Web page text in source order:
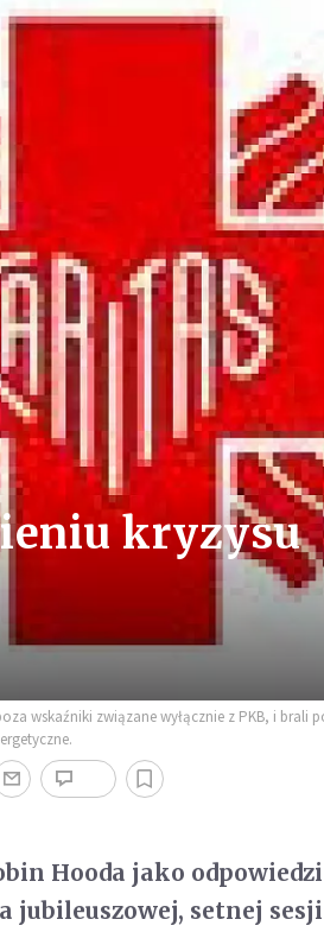
kryzysu
wskaźniki związane wyłącznie z PKB, i brali
Hooda jako
jubileuszowej, setnej